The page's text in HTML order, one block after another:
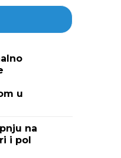
u
na
i pol